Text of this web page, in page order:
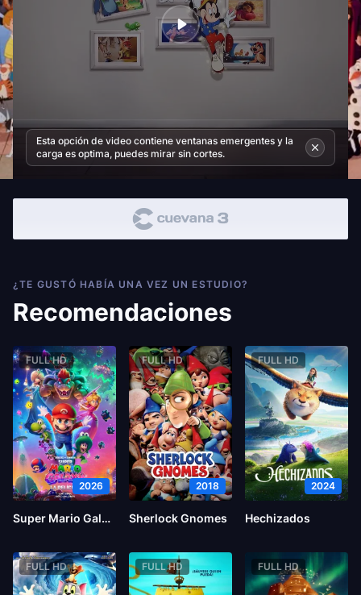
Esta opción de video contiene ventanas emergentes y la
carga es optima, puedes mirar sin cortes.
¿TE GUSTÓ HABÍA UNA VEZ UN ESTUDIO?
Recomendaciones
FULL HD
2026
Super Mario Galaxy la película
FULL HD
2018
Sherlock Gnomes
FULL HD
2024
Hechizados
FULL HD FULL HD FULL HD